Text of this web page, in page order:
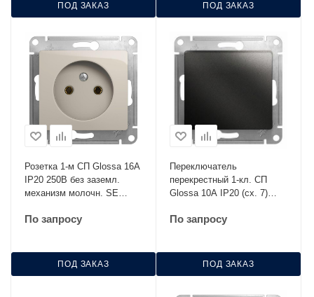
ПОД ЗАКАЗ ПОД ЗАКАЗ
Розетка 1-м СП Glossa 16А
IP20 250В без заземл.
механизм молочн. SE
По запросу
ПОД ЗАКАЗ
Переключатель
перекрестный 1-кл. СП
Glossa 10А IP20 (сх. 7)
SE GSL000771
По запросу
ПОД ЗАКАЗ